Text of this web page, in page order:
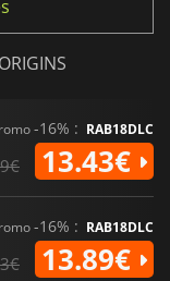
-16% : RAB18DLC
13.43€
-16% : RAB18DLC
13.89€